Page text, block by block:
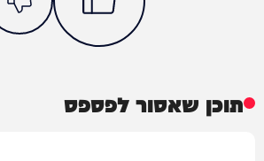
תוכן שאסור לפספס